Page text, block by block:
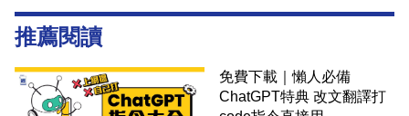
推薦閱讀
免費下載｜懶人必備
ChatGPT特典 改文翻譯打